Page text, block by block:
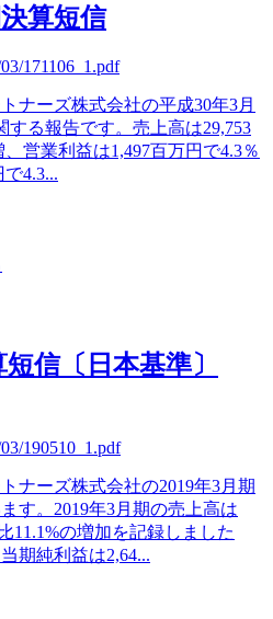
算短信
171106_1.pdf
ナーズ株式会社の平成30年3月
る報告です。売上高は29,753
営業利益は1,497百万円で4.3％
で4.3...
信〔日本基準〕
190510_1.pdf
ナーズ株式会社の2019年3月期
す。2019年3月期の売上高は
11.1%の増加を記録しました
期純利益は2,64...